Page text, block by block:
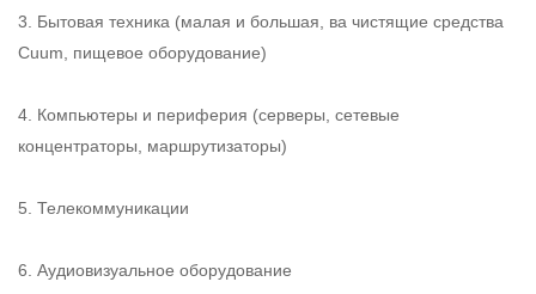
3. Бытовая техника (малая и большая, ва чистящие средства
Cuum, пищевое оборудование)
4. Компьютеры и периферия (серверы, сетевые
концентраторы, маршрутизаторы)
5. Телекоммуникации
6. Аудиовизуальное оборудование